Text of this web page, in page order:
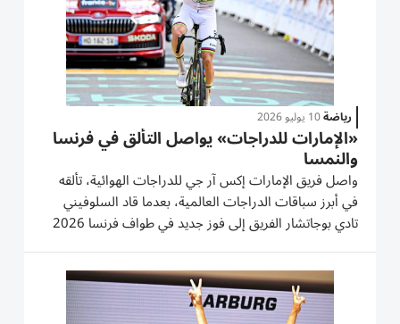
رياضة10 يوليو 2026
«الإمارات للدراجات» يواصل التألق في فرنسا
والنمسا
واصل فريق الإمارات إكس آر جي للدراجات الهوائية، تألقه
في أبرز سباقات الدراجات العالمية، بعدما قاد السلوفيني
تادي بوجاتشار الفريق إلى فوز جديد في طواف فرنسا 2026
واستعادة القميص الأصفر متصدراً الترتيب العام، فيما عزز
الأمريكي كيفن فيرماركه حظوظه في طواف النمسا بمواصلة
حضوره...